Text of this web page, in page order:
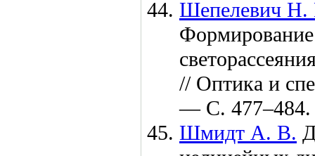
Шепелевич Н.
// Оптика и
— С. 477–484.
Шмидт А. В.